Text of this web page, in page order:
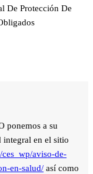
De Protección De
ponemos a su
integral en el sitio
aviso-de-
en-salud/ así como